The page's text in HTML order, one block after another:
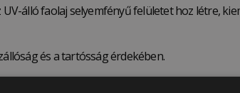
álló faolaj selyemfényű felületet hoz létre,
és a tartósság érdekében.
ipari szabvány szerinti 400 g/l-rel.